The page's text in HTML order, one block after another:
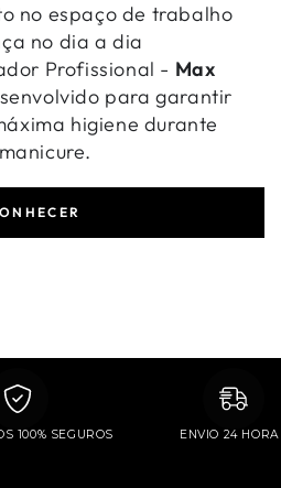
no espaço de trabalho
no dia a dia
Profissional - Max
para garantir
higiene durante
100% SEGUROS ENVIO 24